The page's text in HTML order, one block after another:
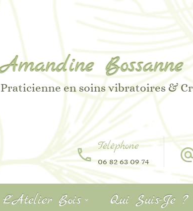
Amandine Bossanne
Praticienne en soins vibratoires &
Téléphone
06 82 63 09 74
L’Atelier Bois Qui Suis-Je ?